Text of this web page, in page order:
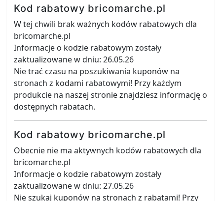
Kod rabatowy bricomarche.pl
W tej chwili brak ważnych kodów rabatowych dla
bricomarche.pl
Informacje o kodzie rabatowym zostały
zaktualizowane w dniu: 26.05.26
Nie trać czasu na poszukiwania kuponów na
stronach z kodami rabatowymi! Przy każdym
produkcie na naszej stronie znajdziesz informację o
dostępnych rabatach.
Kod rabatowy bricomarche.pl
Obecnie nie ma aktywnych kodów rabatowych dla
bricomarche.pl
Informacje o kodzie rabatowym zostały
zaktualizowane w dniu: 27.05.26
Nie szukaj kuponów na stronach z rabatami! Przy